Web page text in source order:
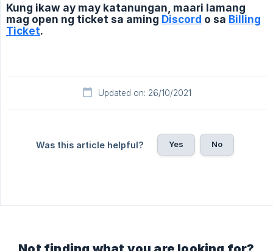
Kung ikaw ay may katanungan, maari lamang
mag open ng ticket sa aming Discord o sa Billing
Ticket.
Updated on: 26/10/2021
Was this article helpful? Yes No